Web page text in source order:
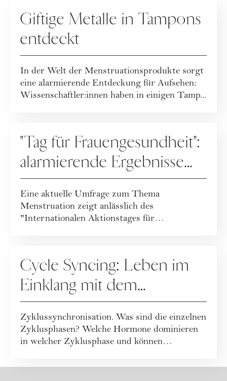
Giftige Metalle in Tampons
entdeckt
In der Welt der Menstruationsprodukte sorgt
eine alarmierende Entdeckung für Aufsehen:
Wissenschaftler:innen haben in einigen Tamp...
"Tag für Frauengesundheit":
alarmierende Ergebnisse
des Menstruationsreports
Eine aktuelle Umfrage zum Thema
Menstruation zeigt anlässlich des
"Internationalen Aktionstages für
Cycle Syncing: Leben im
Einklang mit dem
weiblichen Zyklus
Zyklussynchronisation. Was sind die einzelnen
Zyklusphasen? Welche Hormone dominieren
in welcher Zyklusphase und können